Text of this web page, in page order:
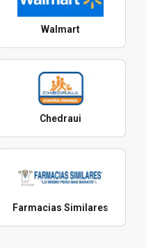
Walmart
Chedraui
Farmacias Similares